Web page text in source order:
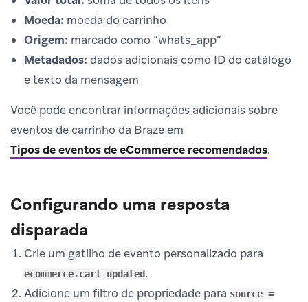
Moeda: moeda do carrinho
Origem: marcado como “whats_app”
Metadados: dados adicionais como ID do catálogo
e texto da mensagem
Você pode encontrar informações adicionais sobre
eventos de carrinho da Braze em
Tipos de eventos de eCommerce recomendados.
Configurando uma resposta
disparada
Crie um gatilho de evento personalizado para
ecommerce.cart_updated.
Adicione um filtro de propriedade para source =